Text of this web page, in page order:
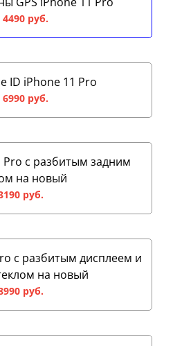
4490 руб.
ID iPhone 11 Pro
6990 руб.
с разбитым задним
на новый
руб.
с разбитым дисплеем и
на новый
руб.